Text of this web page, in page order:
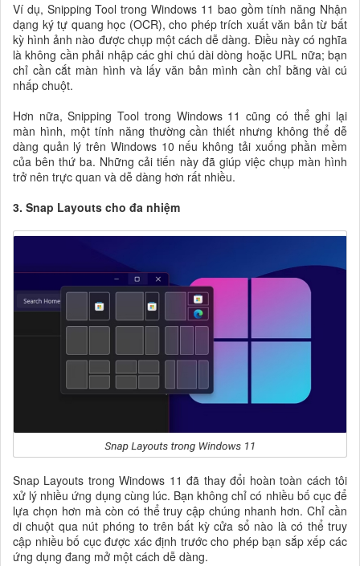
Ví dụ, Snipping Tool trong Windows 11 bao gồm tính năng Nhận
dạng ký tự quang học (OCR), cho phép trích xuất văn bản từ bất
kỳ hình ảnh nào được chụp một cách dễ dàng. Điều này có nghĩa
là không cần phải nhập các ghi chú dài dòng hoặc URL nữa; bạn
chỉ cần cắt màn hình và lấy văn bản mình cần chỉ bằng vài cú
nhấp chuột.
Hơn nữa, Snipping Tool trong Windows 11 cũng có thể ghi lại
màn hình, một tính năng thường cần thiết nhưng không thể dễ
dàng quản lý trên Windows 10 nếu không tải xuống phần mềm
của bên thứ ba. Những cải tiến này đã giúp việc chụp màn hình
trở nên trực quan và dễ dàng hơn rất nhiều.
3. Snap Layouts cho đa nhiệm
Snap Layouts trong Windows 11 đã thay đổi hoàn toàn cách tôi
xử lý nhiều ứng dụng cùng lúc. Bạn không chỉ có nhiều bố cục để
lựa chọn hơn mà còn có thể truy cập chúng nhanh hơn. Chỉ cần
di chuột qua nút phóng to trên bất kỳ cửa sổ nào là có thể truy
cập nhiều bố cục được xác định trước cho phép bạn sắp xếp các
ứng dụng đang mở một cách dễ dàng.